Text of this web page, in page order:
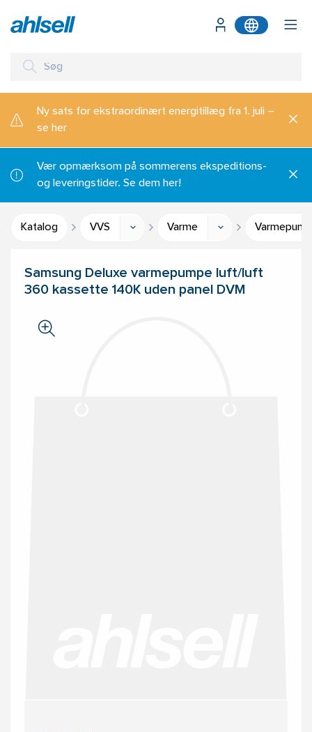
Ny sats for ekstraordinært energitillæg fra 1. juli –
se her
Vær opmærksom på sommerens ekspeditions-
og leveringstider. Se dem her!
Katalog VVS Varme
Samsung Deluxe varmepumpe luft/luft
360 kassette 140K uden panel DVM